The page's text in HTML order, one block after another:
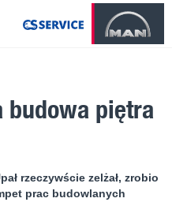
budowa piętra
rzeczywście zelżał, zrobio
prac budowlanych